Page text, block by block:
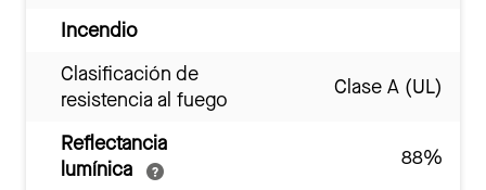
Incendio
Clasificación de
resistencia al fuego
Clase A (UL)
Reflectancia
lumínica
88%